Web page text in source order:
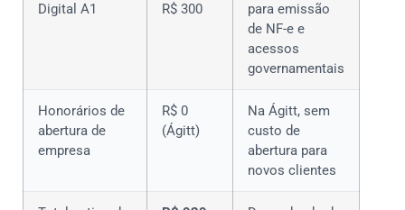
Digital A1
R$ 300
para emissão
de NF-e e
acessos
governamentais
Honorários de
abertura de
empresa
R$ 0
(Ágitt)
Na Ágitt, sem
custo de
abertura para
novos clientes